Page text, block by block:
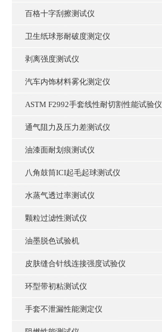
百格十字刮擦测试仪
卫生纸球形耐破度测定仪
剥离强度测试仪
汽车内饰材料雾化测定仪
ASTM F2992手套线性耐切割性能试验仪
通气阻力及压力差测试仪
油漆面耐划痕测试仪
八角鼓筒ICI起毛起球测试仪
水蒸气透过率测试仪
颗粒过滤性测试仪
油墨脱色试验机
皮肤缝合针线连接强度试验仪
环型带初粘测试仪
手套不泄漏性能测定仪